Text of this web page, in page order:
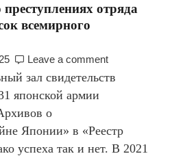
отряда
всемирного
Leave a comment
зал свидетельств
японской армии
о
Японии» в «Реестр
успеха так и нет. В 2021